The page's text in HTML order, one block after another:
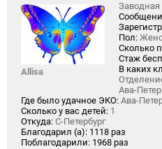
Allisa
Пол:
Сколько
Стаж
В каких
Ава-Петер
Где было удачное ЭКО: Ава-
Сколько у вас детей: 1
Откуда: С-Петербург
Благодарил (а): 1118 раз
Поблагодарили: 1968 раз